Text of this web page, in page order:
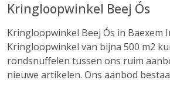
Kringloopwinkel Beej Ós
Kringloopwinkel Beej Ós in Baexem
Kringloopwinkel van bijna 500 m2
rondsnuffelen tussen ons ruim
nieuwe artikelen. Ons aanbod